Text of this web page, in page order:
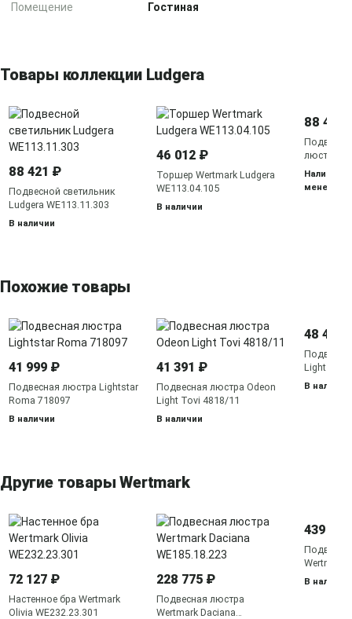
Помещение Гостиная
Товары коллекции Ludgera
88 421 ₽
Подвесной светильник
Ludgera WE113.11.303
В наличии
46 012 ₽
Торшер Wertmark Ludgera
WE113.04.105
В наличии
88 421
люстра
Наличие
Похожие товары
41 999 ₽
Подвесная люстра Lightstar
Roma 718097
В наличии
41 391 ₽
Подвесная люстра Odeon
Light Tovi 4818/11
В наличии
48 468
Light
В наличии
Другие товары Wertmark
72 127 ₽
Настенное бра Wertmark
Olivia WE232.23.301
228 775 ₽
Подвесная люстра
Wertmark Daciana
439
Wertmark
В наличии